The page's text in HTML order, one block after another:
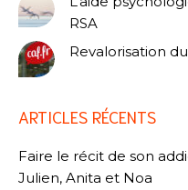
RSA
Revalorisation
ARTICLES RÉCENTS
Faire le récit de son
Julien, Anita et Noa